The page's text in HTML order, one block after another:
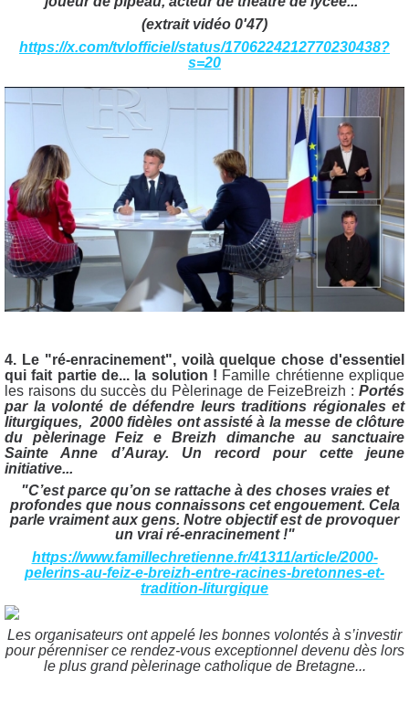
(extrait vidéo 0'47)
https://x.com/tvlofficiel/status/1706224212770230438?
s=20
4. Le "ré-enracinement", voilà quelque chose d'essentiel
qui fait partie de... la solution ! Famille chrétienne explique
les raisons du succès du Pèlerinage de FeizeBreizh : Portés
par la volonté de défendre leurs traditions régionales et
liturgiques, 2000 fidèles ont assisté à la messe de clôture
du pèlerinage Feiz e Breizh dimanche au sanctuaire
Sainte Anne d’Auray. Un record pour cette jeune
initiative...
"C’est parce qu’on se rattache à des choses vraies et
profondes que nous connaissons cet engouement. Cela
parle vraiment aux gens. Notre objectif est de provoquer
un vrai ré-enracinement !"
https://www.famillechretienne.fr/41311/article/2000-
pelerins-au-feiz-e-breizh-entre-racines-bretonnes-et-
tradition-liturgique
Les organisateurs ont appelé les bonnes volontés à s’investir
pour pérenniser ce rendez-vous exceptionnel devenu dès lors
le plus grand pèlerinage catholique de Bretagne...